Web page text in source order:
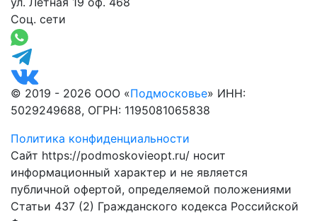
Соц. сети
© 2019 - 2026 ООО «Подмосковье» ИНН:
5029249688, ОГРН: 1195081065838
Политика конфиденциальности
Сайт https://podmoskovieopt.ru/ носит
информационный характер и не является
публичной офертой, определяемой положениями
Статьи 437 (2) Гражданского кодекса Российской